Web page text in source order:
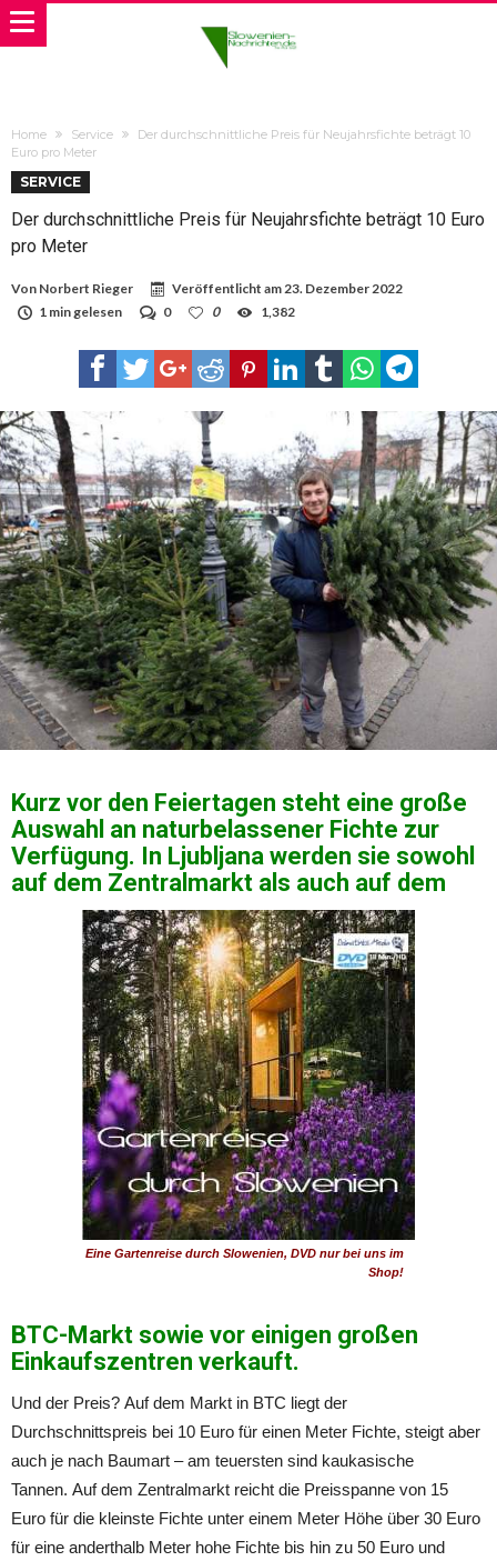
Home Service
Der durchschnittliche Preis für Neujahrsfichte beträgt 10
Euro pro Meter
SERVICE
Der durchschnittliche Preis für Neujahrsfichte beträgt 10 Euro
pro Meter
Von Norbert Rieger Veröffentlicht am23. Dezember 2022
1 min gelesen
0 0 1,382
Kurz vor den Feiertagen steht eine große
Auswahl an naturbelassener Fichte zur
Verfügung. In Ljubljana werden sie sowohl
auf dem Zentralmarkt als auch auf dem
Eine Gartenreise durch Slowenien, DVD nur bei uns im
Shop!
BTC-Markt sowie vor einigen großen
Einkaufszentren verkauft.
Und der Preis? Auf dem Markt in BTC liegt der
Durchschnittspreis bei 10 Euro für einen Meter Fichte, steigt aber
auch je nach Baumart – am teuersten sind kaukasische
Tannen. Auf dem Zentralmarkt reicht die Preisspanne von 15
Euro für die kleinste Fichte unter einem Meter Höhe über 30 Euro
für eine anderthalb Meter hohe Fichte bis hin zu 50 Euro und